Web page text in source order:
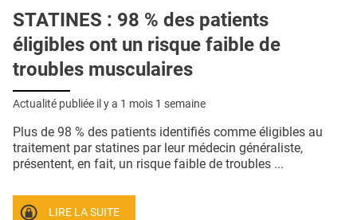
CRÉDITS
STATINES : 98 % des patients
éligibles ont un risque faible de
troubles musculaires
Actualité publiée il y a 1 mois 1 semaine
Plus de 98 % des patients identifiés comme éligibles au
traitement par statines par leur médecin généraliste,
présentent, en fait, un risque faible de troubles ...
LIRE LA SUITE